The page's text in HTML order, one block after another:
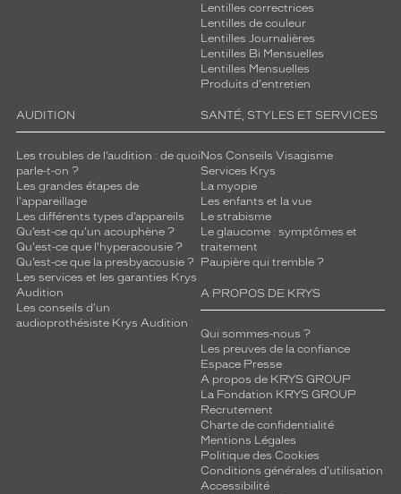
Lentilles correctrices
Lentilles de couleur
Lentilles Journalières
Lentilles Bi Mensuelles
Lentilles Mensuelles
Produits d'entretien
AUDITION
Les troubles de l’audition : de quoi
parle-t-on ?
Les grandes étapes de
l'appareillage
Les différents types d’appareils
Qu’est-ce qu'un acouphène ?
Qu'est-ce que l'hyperacousie ?
Qu’est-ce que la presbyacousie ?
Les services et les garanties Krys
Audition
Les conseils d'un
audioprothésiste Krys Audition
SANTÉ, STYLES ET SERVICES
Nos Conseils Visagisme
Services Krys
La myopie
Les enfants et la vue
Le strabisme
Le glaucome : symptômes et
traitement
Paupière qui tremble ?
A PROPOS DE KRYS
Qui sommes-nous ?
Les preuves de la confiance
Espace Presse
A propos de KRYS GROUP
La Fondation KRYS GROUP
Recrutement
Charte de confidentialité
Mentions Légales
Politique des Cookies
Conditions générales d'utilisation
Accessibilité